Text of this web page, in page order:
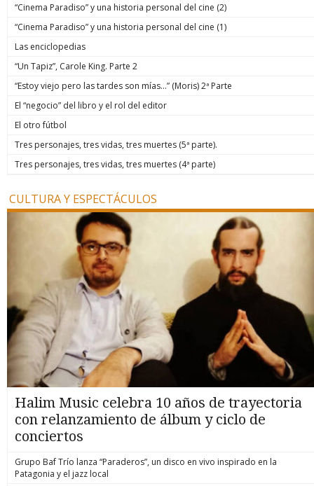
“Cinema Paradiso” y una historia personal del cine (2)
“Cinema Paradiso” y una historia personal del cine (1)
Las enciclopedias
“Un Tapiz”, Carole King. Parte 2
“Estoy viejo pero las tardes son mías…” (Moris) 2ª Parte
El “negocio” del libro y el rol del editor
El otro fútbol
Tres personajes, tres vidas, tres muertes (5ª parte).
Tres personajes, tres vidas, tres muertes (4ª parte)
CULTURA Y ESPECTÁCULOS
Halim Music celebra 10 años de trayectoria
con relanzamiento de álbum y ciclo de
conciertos
Grupo Baf Trío lanza “Paraderos”, un disco en vivo inspirado en la
Patagonia y el jazz local